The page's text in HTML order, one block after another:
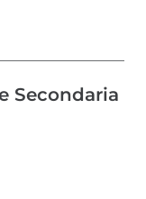
Secondaria